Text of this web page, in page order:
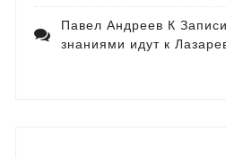
Павел Андреев К Записи
знаниями идут к